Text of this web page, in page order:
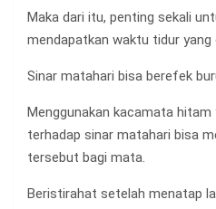
Maka dari itu, penting sekali
mendapatkan waktu tidur yang
Sinar matahari bisa berefek
Menggunakan kacamata
terhadap sinar matahari bisa
tersebut bagi mata.
Beristirahat setelah menatap